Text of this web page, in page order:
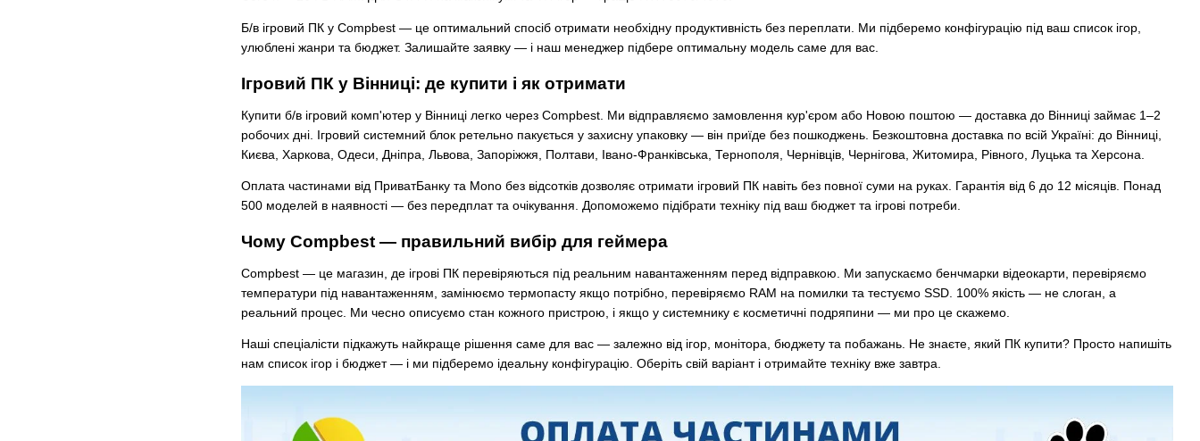
Б/в ігровий ПК у Compbest — це оптимальний спосіб отримати необхідну продуктивність без переплати. Ми підберемо конфігурацію під ваш список ігор,
улюблені жанри та бюджет. Залишайте заявку — і наш менеджер підбере оптимальну модель саме для вас.
Ігровий ПК у Вінниці: де купити і як отримати
Купити б/в ігровий комп'ютер у Вінниці легко через Compbest. Ми відправляємо замовлення кур'єром або Новою поштою — доставка до Вінниці займає 1–2
робочих дні. Ігровий системний блок ретельно пакується у захисну упаковку — він приїде без пошкоджень. Безкоштовна доставка по всій Україні: до Вінниці,
Києва, Харкова, Одеси, Дніпра, Львова, Запоріжжя, Полтави, Івано-Франківська, Тернополя, Чернівців, Чернігова, Житомира, Рівного, Луцька та Херсона.
Оплата частинами від ПриватБанку та Mono без відсотків дозволяє отримати ігровий ПК навіть без повної суми на руках. Гарантія від 6 до 12 місяців. Понад
500 моделей в наявності — без передплат та очікування. Допоможемо підібрати техніку під ваш бюджет та ігрові потреби.
Чому Compbest — правильний вибір для геймера
Compbest — це магазин, де ігрові ПК перевіряються під реальним навантаженням перед відправкою. Ми запускаємо бенчмарки відеокарти, перевіряємо
температури під навантаженням, замінюємо термопасту якщо потрібно, перевіряємо RAM на помилки та тестуємо SSD. 100% якість — не слоган, а
реальний процес. Ми чесно описуємо стан кожного пристрою, і якщо у системнику є косметичні подряпини — ми про це скажемо.
Наші спеціалісти підкажуть найкраще рішення саме для вас — залежно від ігор, монітора, бюджету та побажань. Не знаєте, який ПК купити? Просто напишіть
нам список ігор і бюджет — і ми підберемо ідеальну конфігурацію. Оберіть свій варіант і отримайте техніку вже завтра.